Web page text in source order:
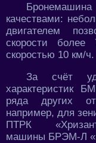
качествами:
двигателем
скорости
скоростью 10 км/ч.
За счёт
характеристик
ряда других
например, для
ПТРК
машины БРЭМ-Л